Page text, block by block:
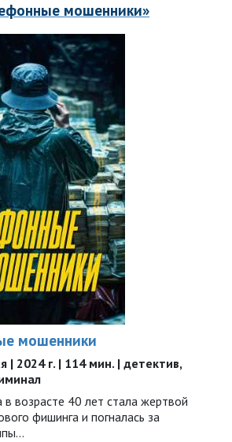
мошенники»
мошенники
| 2024 г. | 114 мин. | детектив,
возрасте 40 лет стала жертвой
фишинга и погналась за